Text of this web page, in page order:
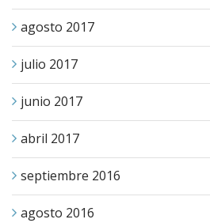
agosto 2017
julio 2017
junio 2017
abril 2017
septiembre 2016
agosto 2016